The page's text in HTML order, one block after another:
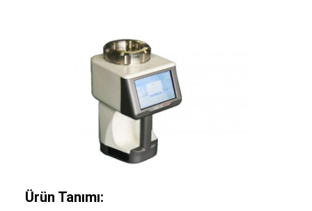
Ürün Tanımı: